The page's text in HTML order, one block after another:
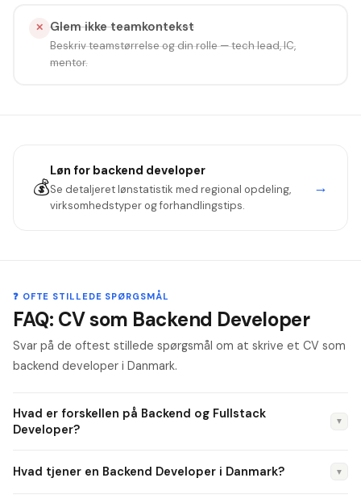
✕ Glem ikke teamkontekst
Beskriv teamstørrelse og din rolle — tech lead, IC,
mentor.
💰
Løn for backend developer
Se detaljeret lønstatistik med regional opdeling,
virksomhedstyper og forhandlingstips.
→
❓ OFTE STILLEDE SPØRGSMÅL
FAQ: CV som Backend Developer
Svar på de oftest stillede spørgsmål om at skrive et CV som
backend developer i Danmark.
Hvad er forskellen på Backend og Fullstack
Developer?
▼
databaser, infrastruktur. En Fullstack Developer arbejder med
Hvad tjener en Backend Developer i Danmark? ▼